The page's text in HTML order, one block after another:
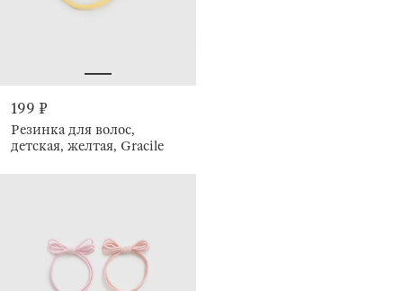
199 ₽
Резинка для волос,
детская, желтая, Gracile